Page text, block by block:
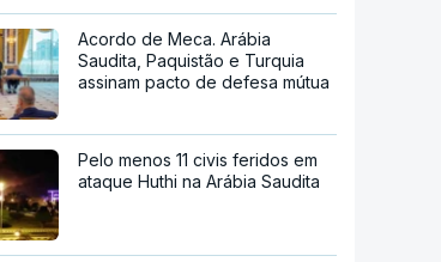
Acordo de Meca. Arábia
Saudita, Paquistão e Turquia
assinam pacto de defesa mútua
Pelo menos 11 civis feridos em
ataque Huthi na Arábia Saudita